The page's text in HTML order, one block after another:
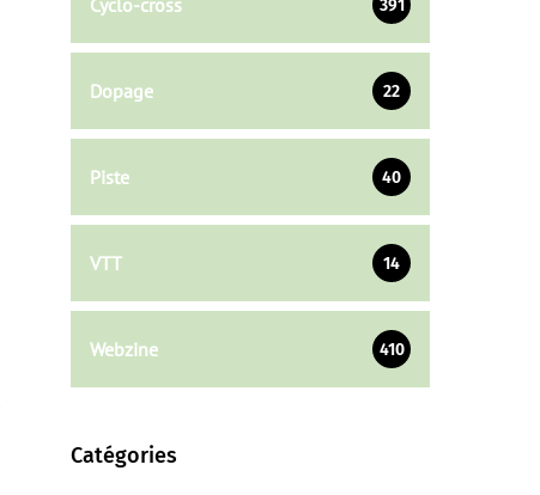
Cyclo-cross 391
Dopage 22
Piste 40
VTT 14
Webzine 410
Catégories